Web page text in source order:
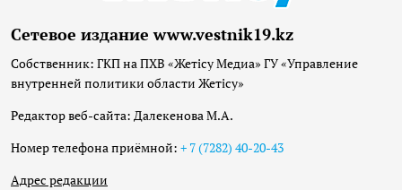
Сетевое издание www.vestnik19.kz
Собственник: ГКП на ПХВ «Жетісу Медиа» ГУ «Управление
внутренней политики области Жетісу»
Редактор веб-сайта: Далекенова М.А.
Номер телефона приёмной: + 7 (7282) 40-20-43
Адрес редакции